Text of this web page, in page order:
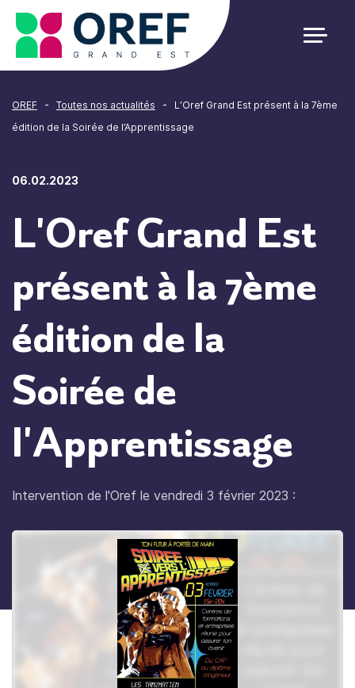
OREF - Toutes nos actualités -
L’Oref Grand Est présent à la 7ème
édition de la Soirée de l’Apprentissage
06.02.2023
L'Oref Grand Est
présent à la 7ème
édition de la
Soirée de
l'Apprentissage
Intervention de l'Oref le vendredi 3 février 2023 :